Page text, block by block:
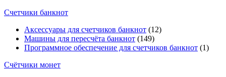
Счетчики банкнот
Аксессуары для счетчиков банкнот (12)
Машины для пересчёта банкнот (149)
Программное обеспечение для счетчиков банкнот (1)
Счётчики монет